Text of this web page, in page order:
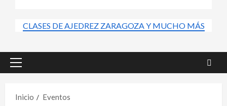
CLASES DE AJEDREZ ZARAGOZA Y MUCHO MÁS
Menú
Inicio
Eventos